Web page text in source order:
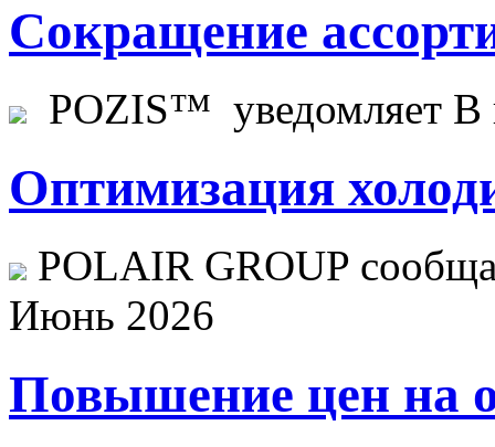
Сокращение
POZIS™ уведомляет В
Оптимизация
POLAIR GROUP
Июнь 2026
Повышение цен на